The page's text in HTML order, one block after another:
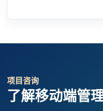
项目咨询
了解移动端管